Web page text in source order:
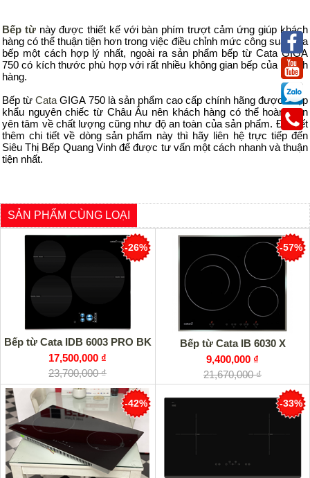
Bếp từnày được thiết kế với bàn phím trượt cảm ứng giúp khách
hàng có thể thuận tiện hơn trong việc điều chỉnh mức công suất của
bếp một cách hợp lý nhất, ngoài ra sản phẩm bếp từ Cata GIGA
750 có kích thước phù hợp với rất nhiều không gian bếp của khách
hàng.
Bếp từCataGIGA 750 là sản phẩm cao cấp chính hãng được nhập
khẩu nguyên chiếc từ Châu Âu nên khách hàng có thể hoàn toàn
yên tâm về chất lượng cũng như độ an toàn của sản phẩm. Để biết
thêm chi tiết về dòng sản phẩm này thì hãy liên hệ trực tiếp đến
Siêu Thị Bếp Quang Vinh để được tư vấn một cách nhanh và thuận
tiện nhất.
SẢN PHẨM CÙNG LOẠI
Bếp từ Cata IDB 6003 PRO BK
17,500,000 ₫
23,700,000 ₫
-26%
Bếp từ Cata IB 6030 X
9,400,000 ₫
21,670,000 ₫
-57%
-42% -33%